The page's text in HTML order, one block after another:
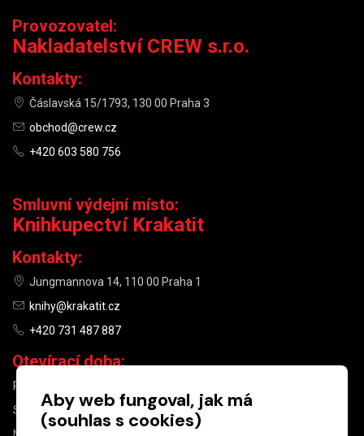
Provozovatel:
Nakladatelství CREW s.r.o.
Kontakty:
Čáslavská 15/1793, 130 00 Praha 3
obchod@crew.cz
+420 603 580 756
Smluvní výdejní místo:
Knihkupectví Krakatit
Kontakty:
Jungmannova 14, 110 00 Praha 1
knihy@krakatit.cz
+420 731 487 887
Otevírací doba:
PO–PÁ
SO
10:00–13:00
Aby web fungoval, jak má
(souhlas s cookies)